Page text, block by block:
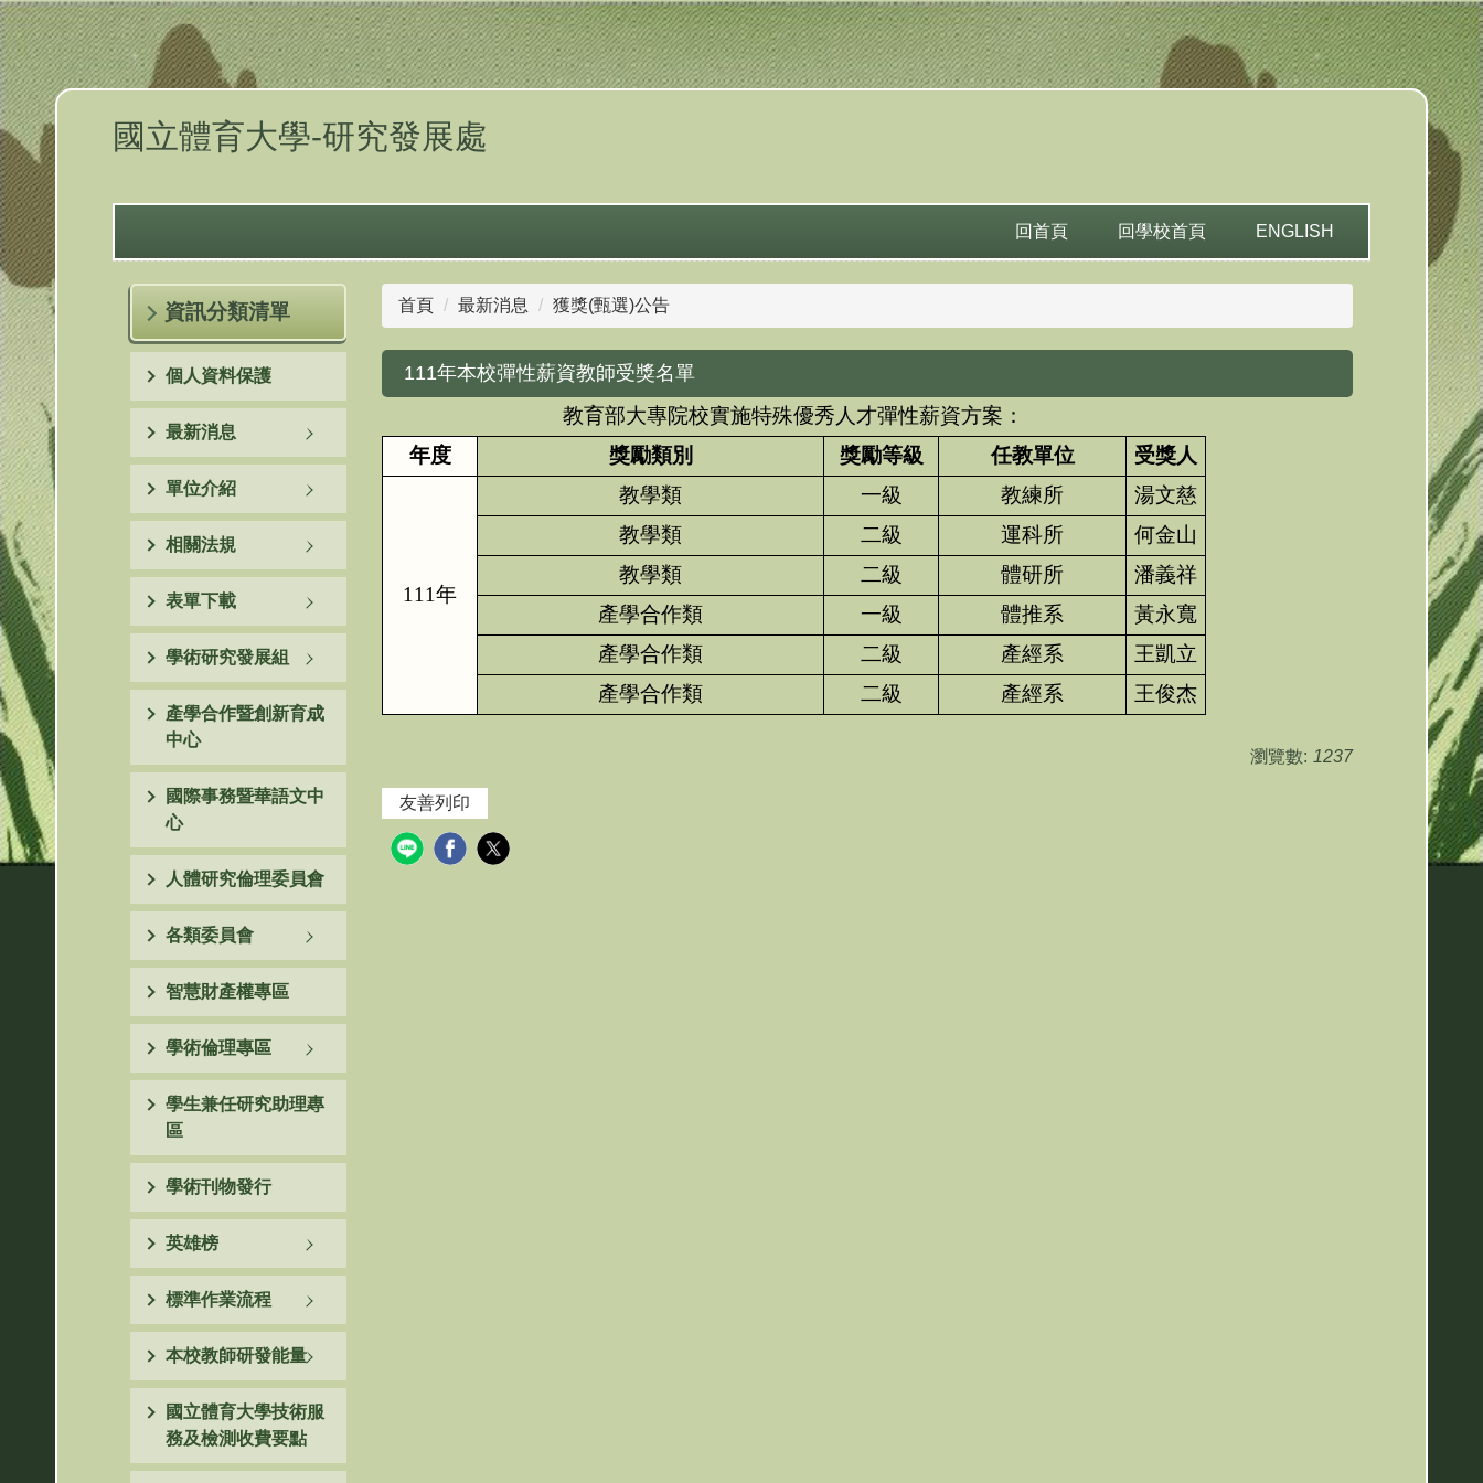
跳
到
主
要
內
容
區
國立體育大學-研究發展處
回首頁 回學校首頁 ENGLISH
資訊分類清單
個人資料保護
最新消息
單位介紹
相關法規
表單下載
學術研究發展組
產學合作暨創新育成
中心
國際事務暨華語文中
心
人體研究倫理委員會
各類委員會
智慧財產權專區
學術倫理專區
學生兼任研究助理專
區
學術刊物發行
英雄榜
標準作業流程
本校教師研發能量
國立體育大學技術服
務及檢測收費要點
首頁 最新消息 獲獎(甄選)公告
111年本校彈性薪資教師受獎名單
教育部大專院校實施特殊優秀人才彈性薪資方案：
年度
獎勵類別 獎勵等級 任教單位 受獎人
111年
教學類 一級 教練所
湯文慈
教學類
二級 運科所
何金山
教學類
二級 體研所
潘義祥
產學合作類
一級 體推系
黃永寬
產學合作類
二級 產經系
王凱立
產學合作類
二級 產經系 王俊杰
瀏覽數: 1237
友善列印